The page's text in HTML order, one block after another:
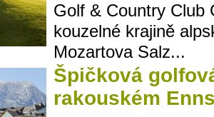
Golf & Country Club
kouzelné krajině
Mozartova Salz...
Špičková
rakouském